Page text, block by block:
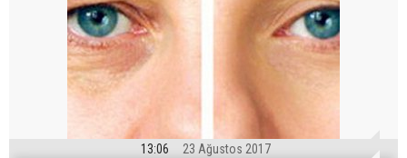
13:06 23 Ağustos 2017